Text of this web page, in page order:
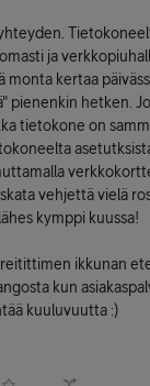
ja
monta kertaa
pienenkin hetken.
tietokone on
vehjettä vielä
kymppi kuussa!
ikkunan
kun
kuuluvuutta :)